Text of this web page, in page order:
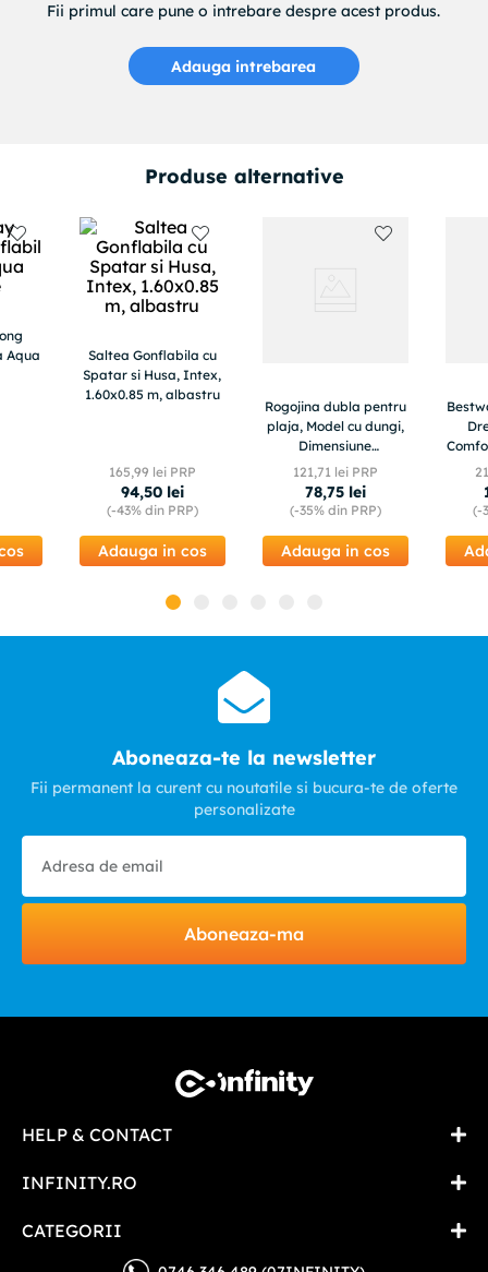
Fii primul care pune o intrebare despre acest produs.
Adauga intrebarea
Produse alternative
Aqua
Saltea Gonflabila cu
Spatar si Husa, Intex,
1.60x0.85 m, albastru
165,99 lei PRP
94,50 lei
(-43%din PRP)
Adauga in cos
Rogojina dubla pentru
plaja, Model cu dungi,
Dimensiune
200x180cm,
Portocaliu-Turcoaz
121,71 lei PRP
78,75 lei
(-35%din PRP)
Adauga in cos
(-
Aboneaza-te la newsletter
Fii permanent la curent cu noutatile si bucura-te de oferte
personalizate
Aboneaza-ma
HELP & CONTACT
INFINITY.RO
CATEGORII